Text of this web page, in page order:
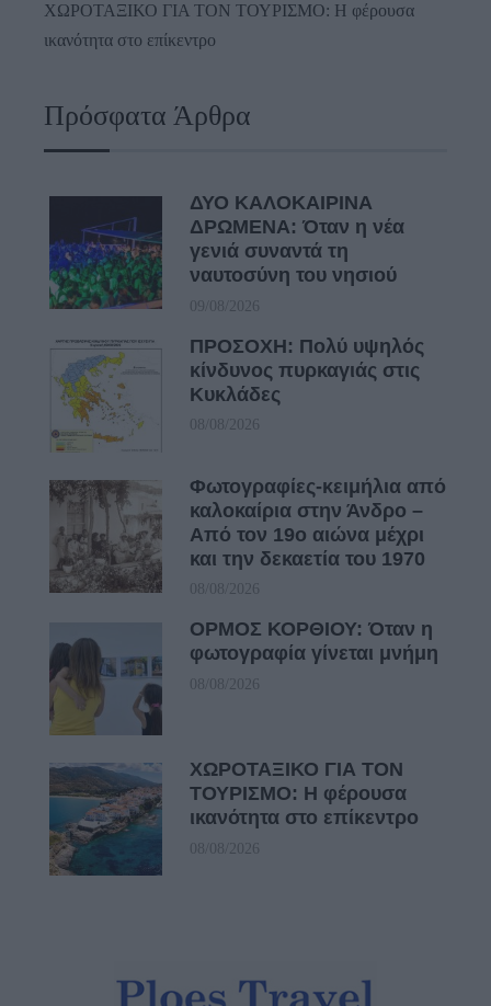
ΧΩΡΟΤΑΞΙΚΟ ΓΙΑ ΤΟΝ ΤΟΥΡΙΣΜΟ: Η φέρουσα
ικανότητα στο επίκεντρο
Πρόσφατα Άρθρα
ΔΥΟ ΚΑΛΟΚΑΙΡΙΝΑ
ΔΡΩΜΕΝΑ: Όταν η νέα
γενιά συναντά τη
ναυτοσύνη του νησιού
09/08/2026
ΠΡΟΣΟΧΗ: Πολύ υψηλός
κίνδυνος πυρκαγιάς στις
Κυκλάδες
08/08/2026
Φωτογραφίες-κειμήλια από
καλοκαίρια στην Άνδρο –
Από τον 19ο αιώνα μέχρι
και την δεκαετία του 1970
08/08/2026
ΟΡΜΟΣ ΚΟΡΘΙΟΥ: Όταν η
φωτογραφία γίνεται μνήμη
08/08/2026
ΧΩΡΟΤΑΞΙΚΟ ΓΙΑ ΤΟΝ
ΤΟΥΡΙΣΜΟ: Η φέρουσα
ικανότητα στο επίκεντρο
08/08/2026